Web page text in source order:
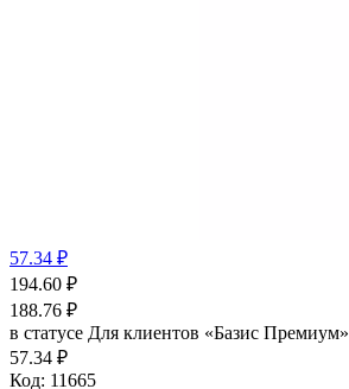
57.34 ₽
194.60 ₽
188.76 ₽
в статусе Для клиентов «Базис Премиум»
57.34 ₽
Код: 11665